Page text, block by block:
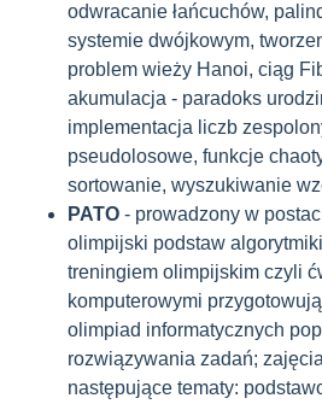
odwracanie łańcuchów,
systemie dwójkowym,
problem wieży Hanoi, ciąg
akumulacja - paradoks
implementacja liczb
pseudolosowe, funkcje
sortowanie, wyszukiwanie
PATO - prowadzony w
olimpijski podstaw
treningiem olimpijskim czyli
komputerowymi
olimpiad informatycznych
rozwiązywania zadań;
następujące tematy: